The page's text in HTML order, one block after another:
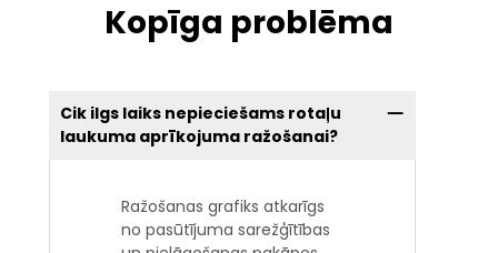
Kopīga problēma
Cik ilgs laiks nepieciešams rotaļu
laukuma aprīkojuma ražošanai?
Ražošanas grafiks atkarīgs
no pasūtījuma sarežģītības